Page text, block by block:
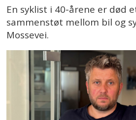
En syklist i 40-årene er død
sammenstøt mellom bil og
Mossevei.